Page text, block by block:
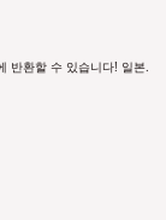
반환할 수 있습니다! 일본.